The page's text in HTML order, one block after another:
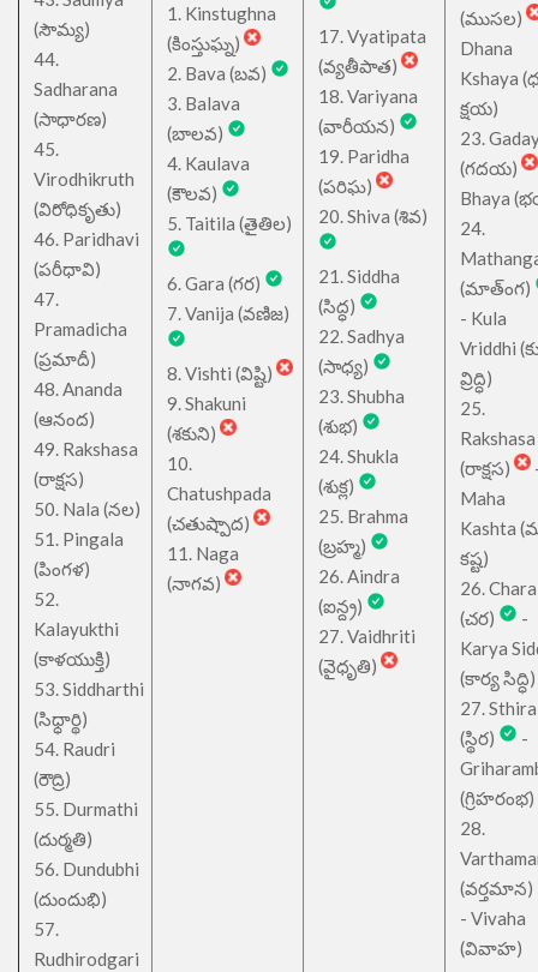
(సౌమ్య)
44.
Sadharana
(సాధారణ)
45.
Virodhikruth
(విరోధికృతు)
46. Paridhavi
(పరీధావి)
47.
Pramadicha
(ప్రమాదీ)
48. Ananda
(ఆనంద)
49. Rakshasa
(రాక్షస)
50. Nala (నల)
51. Pingala
(పింగళ)
52.
Kalayukthi
(కాళయుక్తి)
53. Siddharthi
(సిధ్ధార్థి)
54. Raudri
(రౌద్రి)
55. Durmathi
(దుర్మతి)
56. Dundubhi
(దుందుభి)
57.
Rudhirodgari
1. Kinstughna
(కింస్తుఘ్న)
2. Bava (బవ)
3. Balava
(బాలవ)
4. Kaulava
(కౌలవ)
5. Taitila (తైతిల)
6. Gara (గర)
7. Vanija (వణిజ)
8. Vishti (విష్టి)
9. Shakuni
(శకుని)
10.
Chatushpada
(చతుష్పాద)
11. Naga
(నాగవ)
17. Vyatipata
(వ్యతీపాత)
18. Variyana
(వారీయన)
19. Paridha
(పరిఘ)
20. Shiva (శివ)
21. Siddha
(సిద్ధ)
22. Sadhya
(సాధ్య)
23. Shubha
(శుభ)
24. Shukla
(శుక్ల)
25. Brahma
(బ్రహ్మ)
26. Aindra
(ఐన్ద్ర)
27. Vaidhriti
(వైధృతి)
(ముసల)
Dhana
Kshaya
క్షయ)
23.
(గదయ)
Bhaya
24.
(మాత్ంగ)
- Kula
Vriddhi
వ్రిద్ధి)
25.
Rakshasa
(రాక్షస)
Maha
Kashta
కష్ట)
26. Chara
(చర)
-
Karya
(కార్య సిద్ధి)
27. Sthira
(స్థిర)
-
(గ్రిహరంభ)
28.
(వర్తమాన)
- Vivaha
(వివాహ)